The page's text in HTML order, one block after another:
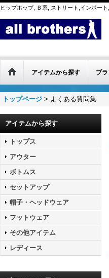
ヒップホップ, Ｂ系, ストリート,インポー
アイテムから探す ブ
トップページ > よくある質問集
アイテムから探す
トップス
アウター
ボトムス
セットアップ
帽子・ヘッドウェア
フットウェア
その他アイテム
レディース